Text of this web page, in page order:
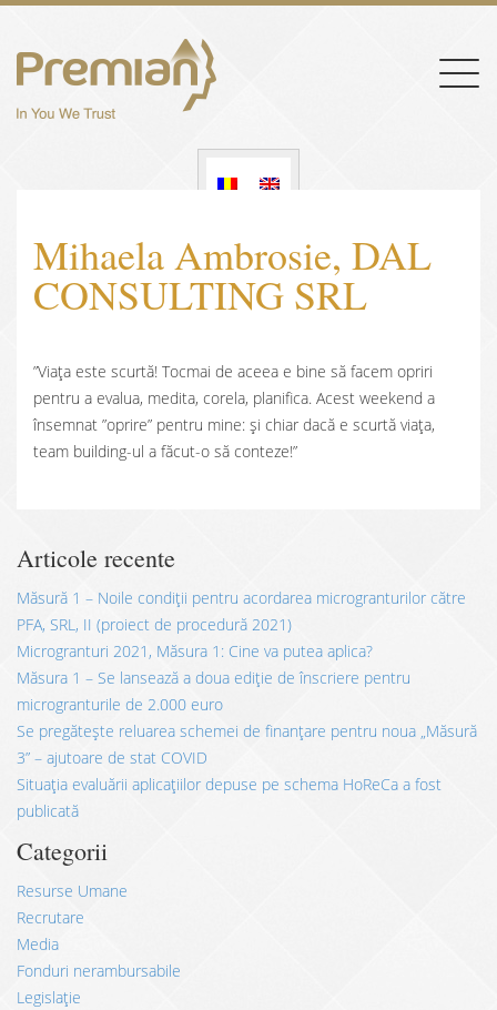
Mihaela Ambrosie, DAL
CONSULTING SRL
”Viața este scurtă! Tocmai de aceea e bine să facem opriri
pentru a evalua, medita, corela, planifica. Acest weekend a
însemnat ”oprire” pentru mine: și chiar dacă e scurtă viața,
team building-ul a făcut-o să conteze!”
Articole recente
Măsură 1 – Noile condiții pentru acordarea microgranturilor către
PFA, SRL, II (proiect de procedură 2021)
Microgranturi 2021, Măsura 1: Cine va putea aplica?
Măsura 1 – Se lansează a doua ediție de înscriere pentru
microgranturile de 2.000 euro
Se pregătește reluarea schemei de finanțare pentru noua „Măsură
3” – ajutoare de stat COVID
Situația evaluării aplicațiilor depuse pe schema HoReCa a fost
publicată
Categorii
Resurse Umane
Recrutare
Media
Fonduri nerambursabile
Legislație